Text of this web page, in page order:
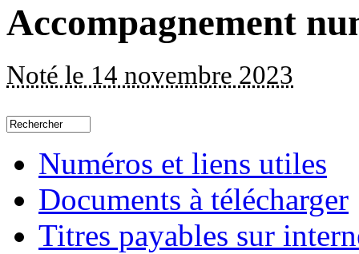
Accompagnement
Noté le 14 novembre 2023
Numéros et liens utiles
Documents à télécharger
Titres payables sur